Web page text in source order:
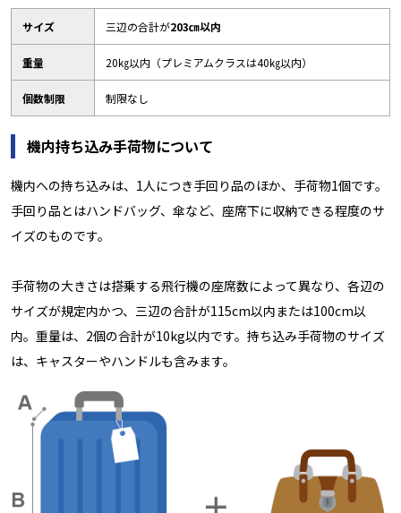
サイズ 三辺の合計が203㎝以内
重量 20㎏以内（プレミアムクラスは40㎏以内）
個数制限 制限なし
機内持ち込み手荷物について
機内への持ち込みは、1人につき手回り品のほか、手荷物1個です。
手回り品とはハンドバッグ、傘など、座席下に収納できる程度のサ
イズのものです。
手荷物の大きさは搭乗する飛行機の座席数によって異なり、各辺の
サイズが規定内かつ、三辺の合計が115cm以内または100cm以
内。重量は、2個の合計が10kg以内です。持ち込み手荷物のサイズ
は、キャスターやハンドルも含みます。